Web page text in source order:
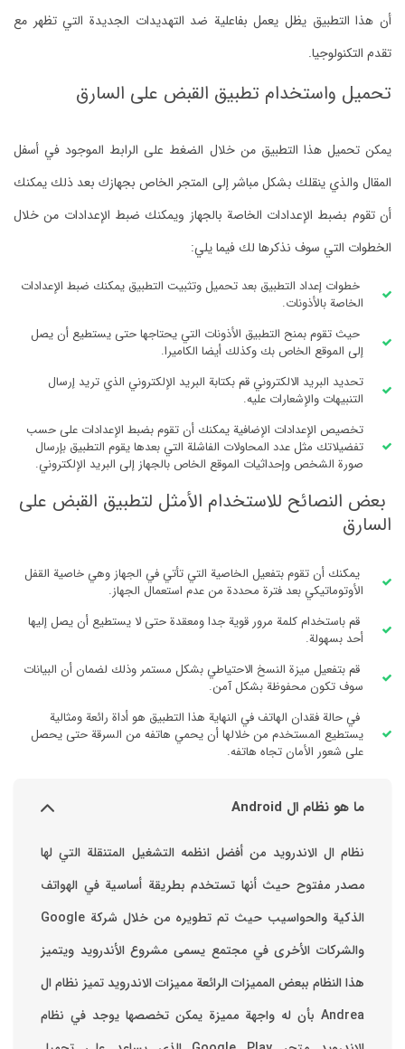
أن هذا التطبيق يظل يعمل بفاعلية ضد التهديدات الجديدة التي تظهر مع
تقدم التكنولوجيا.
تحميل واستخدام تطبيق القبض على السارق
يمكن تحميل هذا التطبيق من خلال الضغط على الرابط الموجود في أسفل
المقال والذي ينقلك بشكل مباشر إلى المتجر الخاص بجهازك بعد ذلك يمكنك
أن تقوم بضبط الإعدادات الخاصة بالجهاز ويمكنك ضبط الإعدادات من خلال
الخطوات التي سوف نذكرها لك فيما يلي:
خطوات إعداد التطبيق بعد تحميل وتثبيت التطبيق يمكنك ضبط الإعدادات
الخاصة بالأذونات.
حيث تقوم بمنح التطبيق الأذونات التي يحتاجها حتى يستطيع أن يصل
إلى الموقع الخاص بك وكذلك أيضا الكاميرا.
تحديد البريد الالكتروني قم بكتابة البريد الإلكتروني الذي تريد إرسال
التنبيهات والإشعارات عليه.
تخصيص الإعدادات الإضافية يمكنك أن تقوم بضبط الإعدادات على حسب
تفضيلاتك مثل عدد المحاولات الفاشلة التي بعدها يقوم التطبيق بإرسال
صورة الشخص وإحداثيات الموقع الخاص بالجهاز إلى البريد الإلكتروني.
بعض النصائح للاستخدام الأمثل لتطبيق القبض على
السارق
يمكنك أن تقوم بتفعيل الخاصية التي تأتي في الجهاز وهي خاصية القفل
الأوتوماتيكي بعد فترة محددة من عدم استعمال الجهاز.
قم باستخدام كلمة مرور قوية جدا ومعقدة حتى لا يستطيع أن يصل إليها
أحد بسهولة.
قم بتفعيل ميزة النسخ الاحتياطي بشكل مستمر وذلك لضمان أن البيانات
سوف تكون محفوظة بشكل آمن.
في حالة فقدان الهاتف في النهاية هذا التطبيق هو أداة رائعة ومثالية
يستطيع المستخدم من خلالها أن يحمي هاتفه من السرقة حتى يحصل
على شعور الأمان تجاه هاتفه.
ما هو نظام ال Android
نظام ال الاندرويد من أفضل انظمه التشغيل المتنقلة التي لها
مصدر مفتوح حيث أنها تستخدم بطريقة أساسية في الهواتف
والشركات الأخرى في مجتمع يسمى مشروع الأندرويد ويتميز
هذا النظام ببعض المميزات الرائعة ‏مميزات الاندرويد ‏تميز نظام ال
Andrea بأن له واجهة مميزة يمكن تخصصها ‏يوجد في نظام